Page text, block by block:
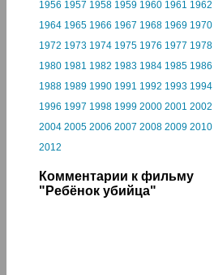
1956 1957 1958 1959 1960 1961 1962
1964 1965 1966 1967 1968 1969 1970
1972 1973 1974 1975 1976 1977 1978
1980 1981 1982 1983 1984 1985 1986
1988 1989 1990 1991 1992 1993 1994
1996 1997 1998 1999 2000 2001 2002
2004 2005 2006 2007 2008 2009 2010
2012
Комментарии к фильму
"Ребёнок убийца"